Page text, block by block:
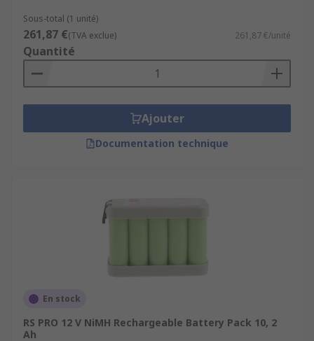
Sous-total (1 unité)
261,87 €(TVA exclue) 261,87 €/unité
Quantité
Ajouter
Documentation technique
En stock
RS PRO 12 V NiMH Rechargeable Battery Pack 10, 2
Ah